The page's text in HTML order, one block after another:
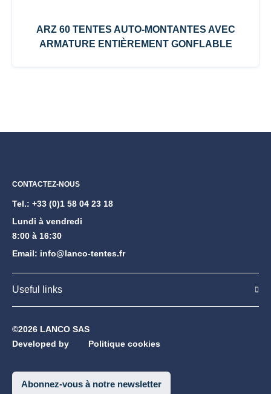
ARZ 60 TENTES AUTO-MONTANTES AVEC
ARMATURE ENTIÈREMENT GONFLABLE
CONTACTEZ-NOUS
Tel.: +33 (0)1 58 04 23 18
Lundi à vendredi
8:00 à 16:30
Email: info@lanco-tentes.fr
Useful links
©2026 LANCO SAS
Developed by
Politique cookies
Abonnez-vous à notre newsletter